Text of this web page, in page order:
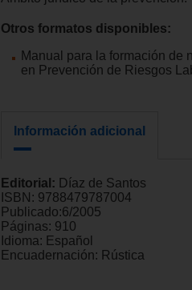
Otros formatos disponibles:
Manual para la formación de
en Prevención de Riesgos
Información adicional
Editorial: Díaz de Santos
ISBN: 9788479787004
Publicado:6/2005
Páginas: 910
Idioma: Español
Encuadernación: Rústica